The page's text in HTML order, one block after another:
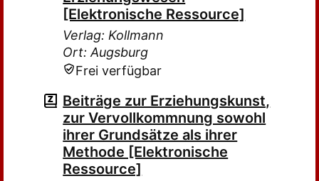
[Elektronische Ressource]
Verlag: Kollmann
Ort: Augsburg
Frei verfügbar
Beiträge zur Erziehungskunst,
zur Vervollkommnung sowohl
ihrer Grundsätze als ihrer
Methode [Elektronische
Ressource]